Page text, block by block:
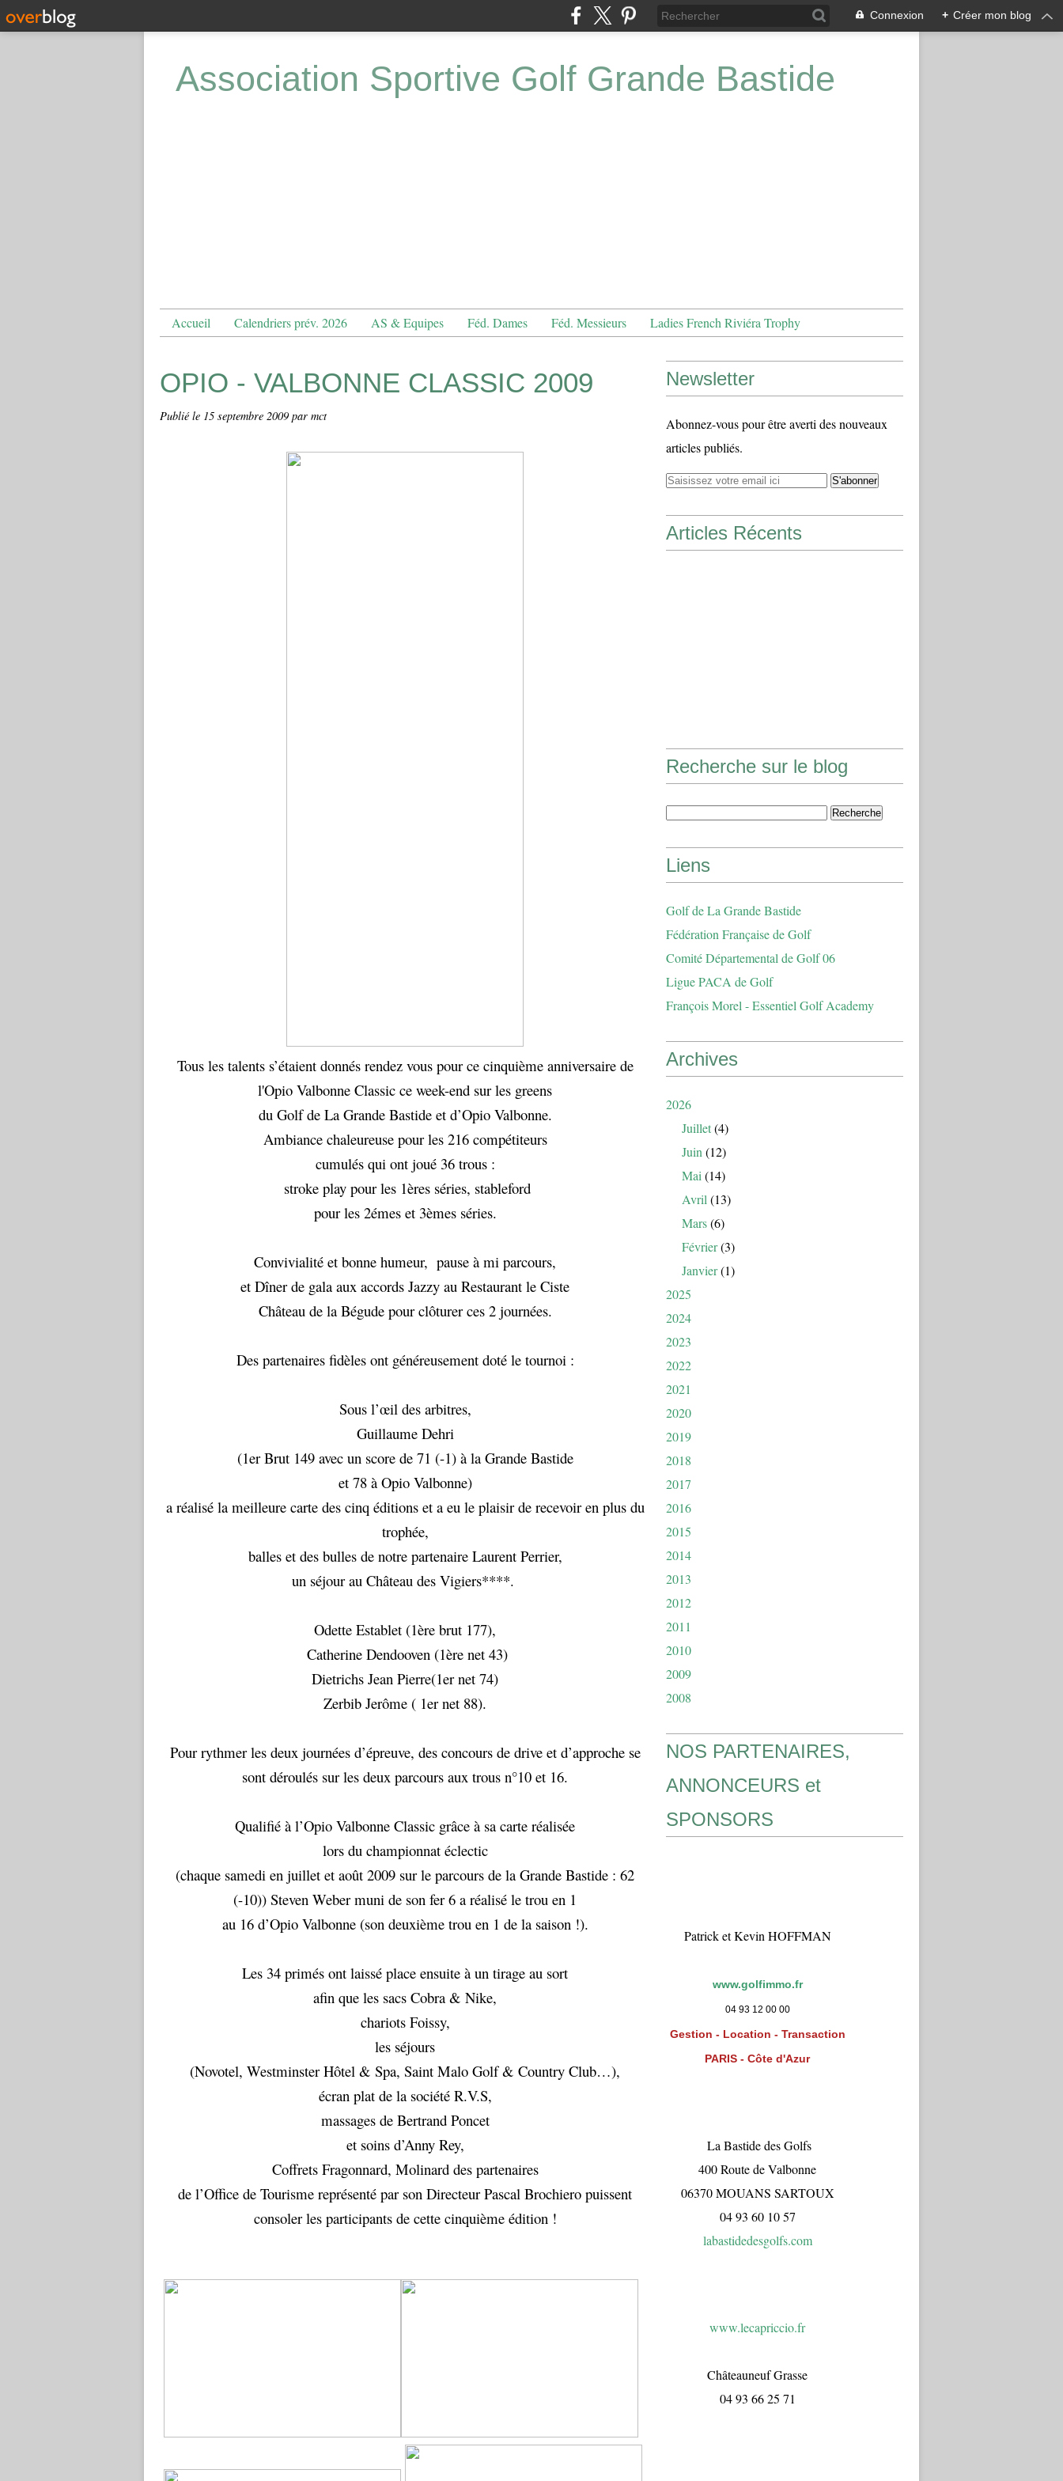
Connexion + Créer mon blog
Association Sportive Golf Grande Bastide
Accueil Calendriers prév. 2026 AS & Equipes Féd. Dames Féd. Messieurs Ladies French Riviéra Trophy
OPIO - VALBONNE CLASSIC 2009
Publié le 15 septembre 2009 par mct
Tous les talents s’étaient donnés rendez vous pour ce cinquième anniversaire de
l'Opio Valbonne Classic ce week-end sur les greens
du Golf de La Grande Bastide et d’Opio Valbonne.
Ambiance chaleureuse pour les 216 compétiteurs
cumulés qui ont joué 36 trous :
stroke play pour les 1ères séries, stableford
pour les 2émes et 3èmes séries.
Convivialité et bonne humeur, pause à mi parcours,
et Dîner de gala aux accords Jazzy au Restaurant le Ciste
Château de la Bégude pour clôturer ces 2 journées.
Des partenaires fidèles ont généreusement doté le tournoi :
Sous l’œil des arbitres,
Guillaume Dehri
(1er Brut 149 avec un score de 71 (-1) à la Grande Bastide
et 78 à Opio Valbonne)
a réalisé la meilleure carte des cinq éditions et a eu le plaisir de recevoir en plus du
trophée,
balles et des bulles de notre partenaire Laurent Perrier,
un séjour au Château des Vigiers****.
Odette Establet (1ère brut 177),
Catherine Dendooven (1ère net 43)
Dietrichs Jean Pierre(1er net 74)
Zerbib Jerôme ( 1er net 88).
Pour rythmer les deux journées d’épreuve, des concours de drive et d’approche se
sont déroulés sur les deux parcours aux trous n°10 et 16.
Qualifié à l’Opio Valbonne Classic grâce à sa carte réalisée
lors du championnat éclectic
(chaque samedi en juillet et août 2009 sur le parcours de la Grande Bastide : 62
(-10)) Steven Weber muni de son fer 6 a réalisé le trou en 1
au 16 d’Opio Valbonne (son deuxième trou en 1 de la saison !).
Les 34 primés ont laissé place ensuite à un tirage au sort
afin que les sacs Cobra & Nike,
chariots Foissy,
les séjours
(Novotel, Westminster Hôtel & Spa, Saint Malo Golf & Country Club…),
écran plat de la société R.V.S,
massages de Bertrand Poncet
et soins d’Anny Rey,
Coffrets Fragonnard, Molinard des partenaires
de l’Office de Tourisme représenté par son Directeur Pascal Brochiero puissent
consoler les participants de cette cinquième édition !
Newsletter
Abonnez-vous pour être averti des nouveaux
articles publiés.
Articles Récents
Recherche sur le blog
Liens
Golf de La Grande Bastide
Fédération Française de Golf
Comité Départemental de Golf 06
Ligue PACA de Golf
François Morel - Essentiel Golf Academy
Archives
2026
Juillet(4)
Juin (12)
Mai (14)
Avril (13)
Mars(6)
Février(3)
Janvier(1)
2025
2024
2023
2022
2021
2020
2019
2018
2017
2016
2015
2014
2013
2012
2011
2010
2009
2008
NOS PARTENAIRES,
ANNONCEURS et
SPONSORS
Patrick et Kevin HOFFMAN
www.golfimmo.fr
04 93 12 00 00
Gestion - Location - Transaction
PARIS - Côte d'Azur
La Bastide des Golfs
400 Route de Valbonne
06370 MOUANS SARTOUX
04 93 60 10 57
labastidedesgolfs.com
www.lecapriccio.fr
Châteauneuf Grasse
04 93 66 25 71